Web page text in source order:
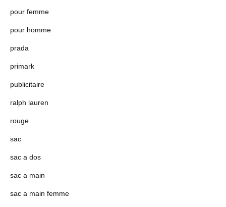
pour femme
pour homme
prada
primark
publicitaire
ralph lauren
rouge
sac
sac a dos
sac a main
sac a main femme